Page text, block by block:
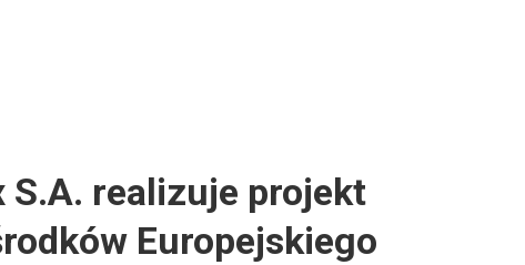
S.A. realizuje projekt
Europejskiego